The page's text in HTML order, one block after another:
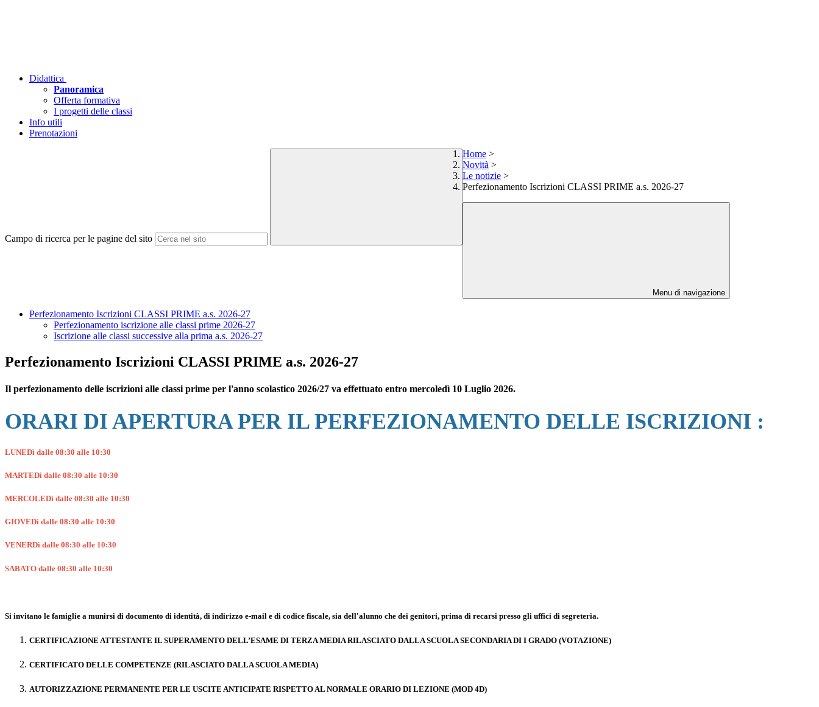
Didattica
Panoramica
Offerta formativa
I progetti delle classi
Info utili
Prenotazioni
Campo di ricerca per le pagine del sito
Home >
Novità >
Le notizie >
Perfezionamento Iscrizioni CLASSI PRIME a.s. 2026-27
Menu di navigazione
Perfezionamento Iscrizioni CLASSI PRIME a.s. 2026-27
Perfezionamento iscrizione alle classi prime 2026-27
Iscrizione alle classi successive alla prima a.s. 2026-27
Perfezionamento Iscrizioni CLASSI PRIME a.s. 2026-27
Il perfezionamento delle iscrizioni alle classi prime per l'anno scolastico 2026/27 va effettuato entro mercoledì 10 Luglio 2026.
ORARI DI APERTURA PER IL PERFEZIONAMENTO DELLE ISCRIZIONI :
LUNEDì dalle 08:30 alle 10:30
MARTEDì dalle 08:30 alle 10:30
MERCOLEDì dalle 08:30 alle 10:30
GIOVEDì dalle 08:30 alle 10:30
VENERDì dalle 08:30 alle 10:30
SABATO dalle 08:30 alle 10:30
Si invitano le famiglie a munirsi di documento di identità, di indirizzo e-mail e di codice fiscale, sia dell'alunno che dei genitori, prima di recarsi presso gli uffici di segreteria.
CERTIFICAZIONE ATTESTANTE IL SUPERAMENTO DELL’ESAME DI TERZA MEDIARILASCIATO DALLA SCUOLA SECONDARIA DI I GRADO (VOTAZIONE)
CERTIFICATO DELLE COMPETENZE (RILASCIATO DALLA SCUOLA MEDIA)
AUTORIZZAZIONE PERMANENTE PER LE USCITE ANTICIPATE RISPETTO AL NORMALE ORARIO DI LEZIONE (MOD 4D)